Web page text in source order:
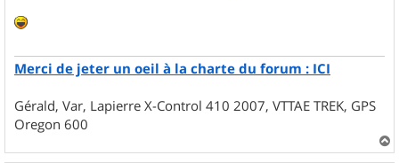
Merci de jeter un oeil à la charte du forum : ICI
Gérald, Var, Lapierre X-Control 410 2007, VTTAE TREK, GPS
Oregon 600
a